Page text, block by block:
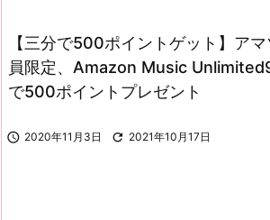
【三分で500ポイントゲット】ア
員限定、Amazon Music
で500ポイントプレゼント
 2020年11月3日  2021年10月17日